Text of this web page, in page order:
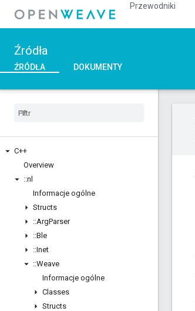
Przewodniki
Źródła
ŹRÓDŁA DOKUMENTY
C++
Overview
::nl
Informacje ogólne
Structs
::ArgParser
::Ble
::Inet
::Weave
Informacje ogólne
Classes
Structs